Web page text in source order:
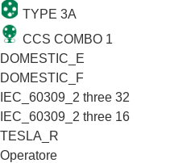
TYPE 3A
CCS COMBO 1
DOMESTIC_E
DOMESTIC_F
IEC_60309_2 three 32
IEC_60309_2 three 16
TESLA_R
Operatore